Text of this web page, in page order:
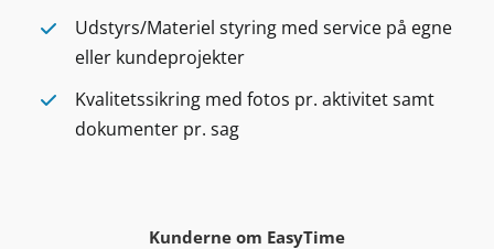
Udstyrs/Materiel styring med service på egne
eller kundeprojekter
Kvalitetssikring med fotos pr. aktivitet samt
dokumenter pr. sag
Kunderne om EasyTime